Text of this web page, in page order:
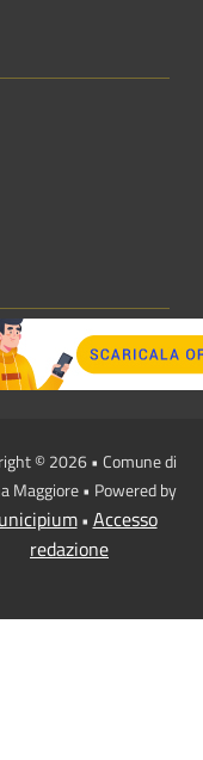
© 2026 • Comune di
Maggiore • Powered by
• Accesso
redazione